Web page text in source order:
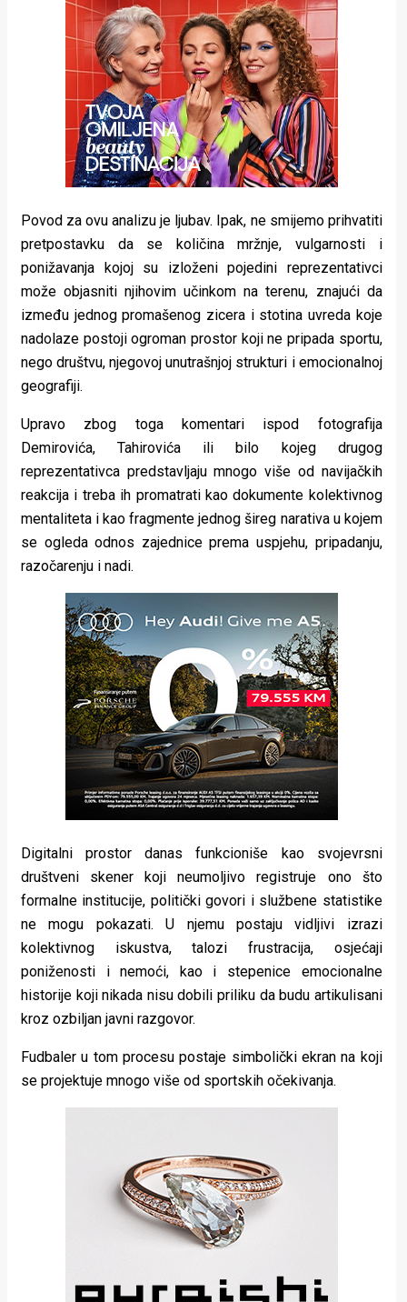
Aktivizam
Magazin
Povod za ovu analizu je ljubav. Ipak, ne smijemo prihvatiti
pretpostavku da se količina mržnje, vulgarnosti i
ponižavanja kojoj su izloženi pojedini reprezentativci
može objasniti njihovim učinkom na terenu, znajući da
između jednog promašenog zicera i stotina uvreda koje
nadolaze postoji ogroman prostor koji ne pripada sportu,
nego društvu, njegovoj unutrašnjoj strukturi i emocionalnoj
geografiji.
Upravo zbog toga komentari ispod fotografija
Demirovića, Tahirovića ili bilo kojeg drugog
reprezentativca predstavljaju mnogo više od navijačkih
reakcija i treba ih promatrati kao dokumente kolektivnog
mentaliteta i kao fragmente jednog šireg narativa u kojem
se ogleda odnos zajednice prema uspjehu, pripadanju,
razočarenju i nadi.
Digitalni prostor danas funkcioniše kao svojevrsni
društveni skener koji neumoljivo registruje ono što
formalne institucije, politički govori i službene statistike
ne mogu pokazati. U njemu postaju vidljivi izrazi
kolektivnog iskustva, talozi frustracija, osjećaji
poniženosti i nemoći, kao i stepenice emocionalne
historije koji nikada nisu dobili priliku da budu artikulisani
kroz ozbiljan javni razgovor.
Fudbaler u tom procesu postaje simbolički ekran na koji
se projektuje mnogo više od sportskih očekivanja.